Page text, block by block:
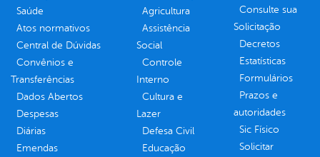
Saúde
Atos normativos
Central de Dúvidas
Convênios e
Transferências
Dados Abertos
Despesas
Diárias
Emendas
Agricultura
Assistência
Social
Controle
Interno
Cultura e
Lazer
Defesa Civil
Educação
Consulte sua
Solicitação
Decretos
Estatísticas
Formulários
Prazos e
autoridades
Sic Físico
Solicitar